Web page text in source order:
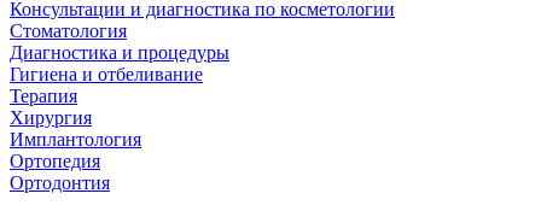
Консультации и диагностика по косметологии
Стоматология
Диагностика и процедуры
Гигиена и отбеливание
Терапия
Хирургия
Имплантология
Ортопедия
Ортодонтия